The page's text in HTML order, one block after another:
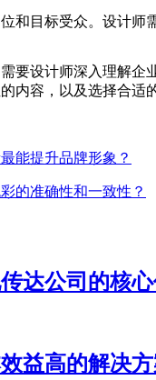
和目标受众。设计师
要设计师深入理解
内容，以及选择合适
能提升品牌形象？
的准确性和一致性？
达公司的核
益高的解决方